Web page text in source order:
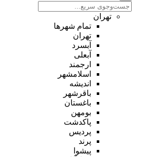
تهران
تمام شهر‌ها
تهران
آبسرد
آبعلی
ارجمند
اسلامشهر
اندیشه
باقرشهر
باغستان
بومهن
پاکدشت
پردیس
پرند
پیشوا